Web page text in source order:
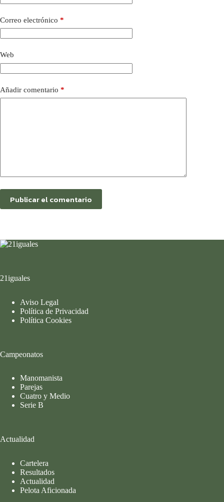
Correo electrónico *
Web
Añadir comentario *
Publicar el comentario
21iguales
Aviso Legal
Política de Privacidad
Política Cookies
Campeonatos
Manomanista
Parejas
Cuatro y Medio
Serie B
Actualidad
Cartelera
Resultados
Actualidad
Pelota Aficionada